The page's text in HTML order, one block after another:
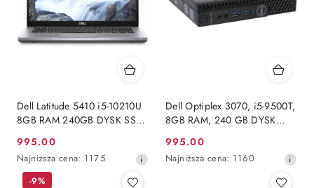
Dell Latitude 5410 i5-10210U
8GB RAM 240GB DYSK SSD
Cena
promocyjna:
995.00
Najniższa
cena
Najniższa cena: 1175
Dell Optiplex 3070, i5-9500T,
8GB RAM, 240 GB DYSK
Cena
promocyjna:
995.00
Najniższa
Najniższa cena: 1160
-9%